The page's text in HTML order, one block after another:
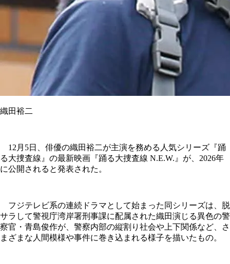
織田裕二
12月5日、俳優の織田裕二が主演を務める人気シリーズ『踊
る大捜査線』の最新映画『踊る大捜査線 N.E.W.』が、2026年
に公開されると発表された。
フジテレビ系の連続ドラマとして始まった同シリーズは、脱
サラして警視庁湾岸署刑事課に配属された織田演じる異色の警
察官・青島俊作が、警察内部の縦割り社会や上下関係など、さ
まざまな人間模様や事件に巻き込まれる様子を描いたもの。